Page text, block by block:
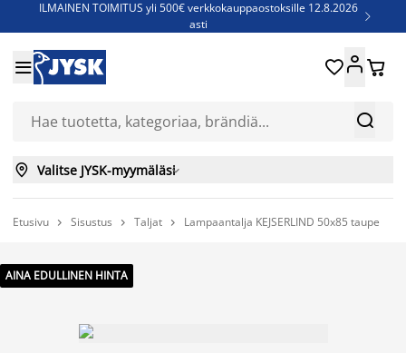
ILMAINEN TOIMITUS yli 500€ verkkokauppaostoksille 12.8.2026
asti

Jenkkisänkyjä - Säästä jopa 60%


 
 Valitse JYSK-myymäläsi
Etusivu  Sisustus  Taljat  Lampaantalja KEJSERLIND 50x85 taupe
AINA EDULLINEN HINTA